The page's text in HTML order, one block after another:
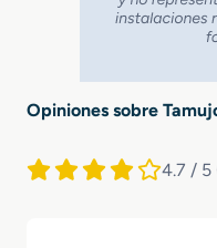
Opiniones sobre
4.7 / 5